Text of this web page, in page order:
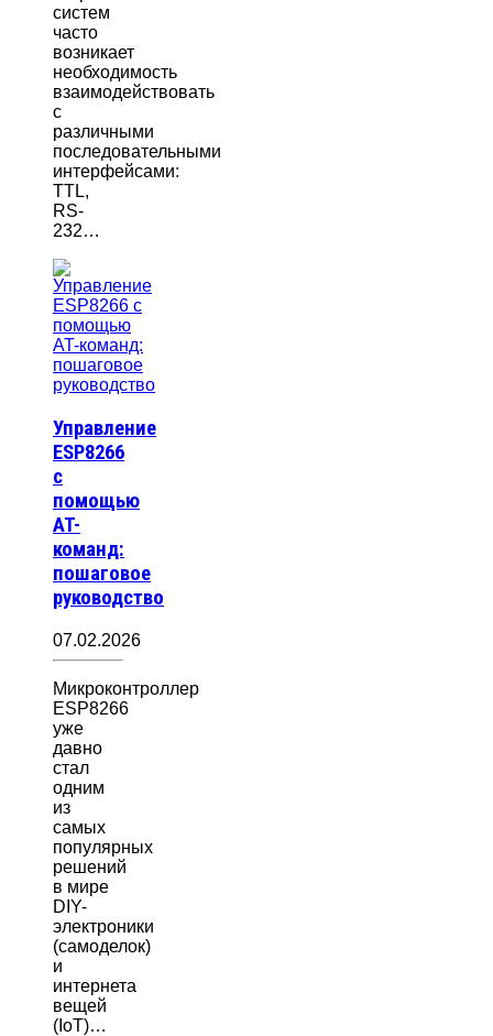
систем
часто
возникает
необходимость
взаимодействовать
с
различными
последовательными
интерфейсами:
TTL,
RS-
232…
Управление
ESP8266
с
помощью
AT-
команд:
пошаговое
руководство
07.02.2026
Микроконтроллер
ESP8266
уже
давно
стал
одним
из
самых
популярных
решений
в мире
DIY-
электроники
(самоделок)
и
интернета
вещей
(IoT)…